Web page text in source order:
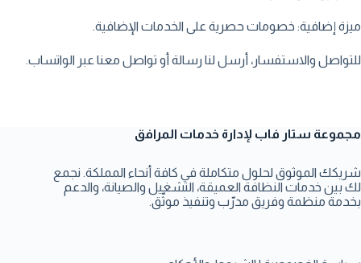
ميزة إضافية: خصومات حصرية على الخدمات الإضافية.
للتواصل والاستفسار، أرسل لنا رسالة أو تواصل معنا عبر الواتساب.
مجموعة ستار فاب لإدارة خدمات المرافق
شريكك الموثوق لحلول متكاملة في كافة أنحاء المملكة. نجمع
لك بين خدمات النظافة العميقة، التشغيل والصيانة، والدعم
بخدمة منظمة وفريق مدرّب وتنفيذ موثّق.